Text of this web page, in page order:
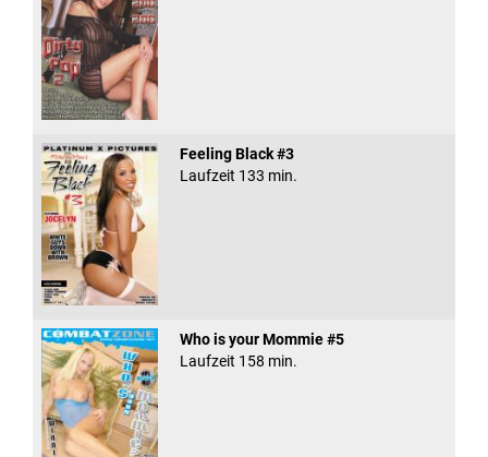
Feeling Black #3
Laufzeit 133 min.
Who is your Mommie #5
Laufzeit 158 min.